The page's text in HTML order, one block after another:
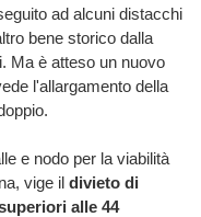
ad alcuni distacchi
bene storico dalla
Ma è atteso un nuovo
l'allargamento della
e nodo per la viabilità
vige il divieto di
alle 44